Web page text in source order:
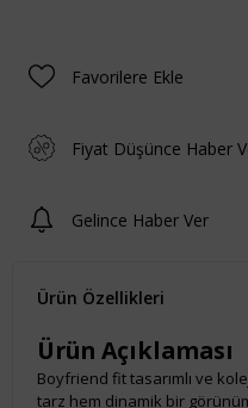
Favorilere Ekle
Fiyat Düşünce Haber
Gelince Haber Ver
Ürün Özellikleri
Ürün Açıklaması
Boyfriend fit tasarımlı ve
tarz hem dinamik bir